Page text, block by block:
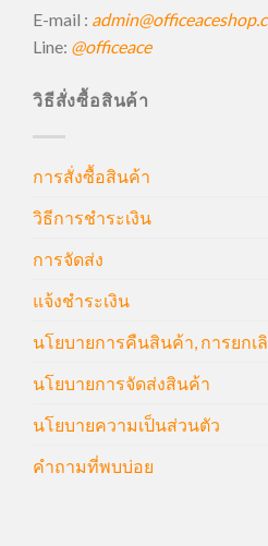
E-mail :
Line: @officeace
วิธีสั่งซื้อสินค้า
การสั่งซื้อสินค้า
วิธีการชำระเงิน
การจัดส่ง
แจ้งชำระเงิน
นโยบายการคืนสินค้า, การยกเ
นโยบายการจัดส่งสินค้า
นโยบายความเป็นส่วนตัว
คำถามที่พบบ่อย